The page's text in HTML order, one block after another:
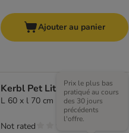
Ajouter au panier
Kerbl Pet Lit douillet Oliver
L 60 x l 70 cm
Prix le plus bas
pratiqué au cours
des 30 jours
précédents
l'offre.
Not rated